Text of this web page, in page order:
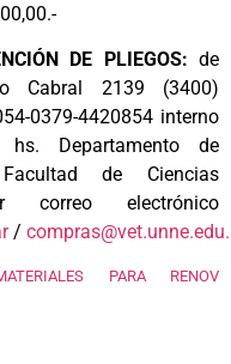
DE PLIEGOS: de
Cabral 2139 (3400)
0379-4420854 interno
Departamento de
de Ciencias
correo electrónico
/
PARA RENOV